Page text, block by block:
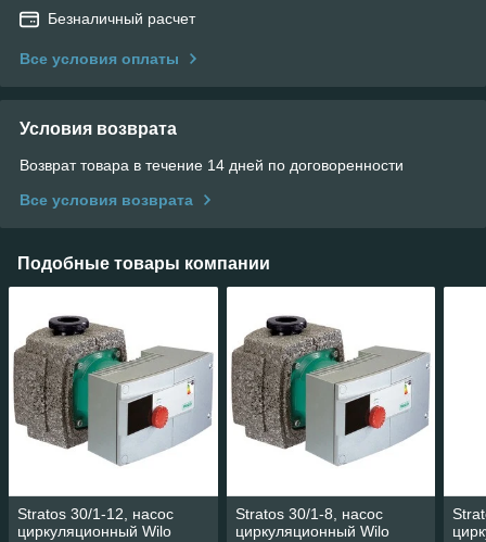
Безналичный расчет
Все условия оплаты
Условия возврата
Возврат товара в течение 14 дней по договоренности
Все условия возврата
Подобные товары компании
Stratos 30/1-12, насос
циркуляционный Wilo
Stratos 30/1-8, насос
циркуляционный Wilo